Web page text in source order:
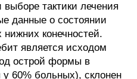
тактики лечения
данные о состоянии
конечностей.
является исходом
острой формы в
у 60% больных), склонен